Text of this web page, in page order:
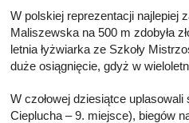
W polskiej reprezentacji najlepiej
Maliszewska na 500 m zdobyła
letnia łyżwiarka ze Szkoły
duże osiągnięcie, gdyż w
W czołowej dziesiątce
Cieplucha – 9. miejsce), biegów